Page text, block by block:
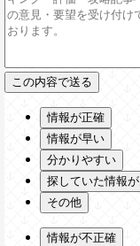
情報が正確
情報が早い
分かりやすい
探していた情報
その他
情報が不正確